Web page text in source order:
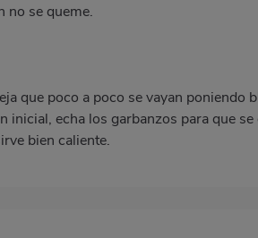
no se queme.
que poco a poco se vayan poniendo
inicial, echa los garbanzos para que
bien caliente.